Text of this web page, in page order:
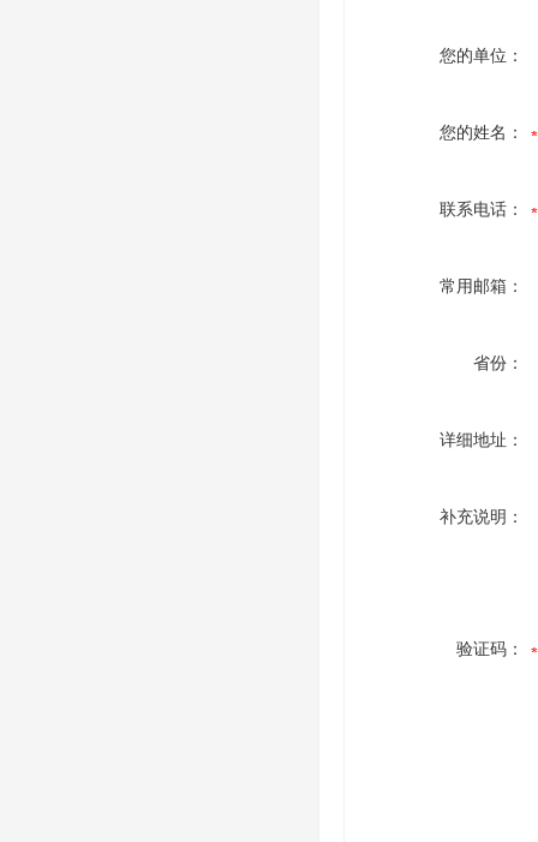
您的单位：
您的姓名：
联系电话：
常用邮箱：
省份：
详细地址：
补充说明：
验证码：